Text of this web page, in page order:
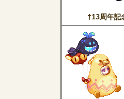
†13周年記